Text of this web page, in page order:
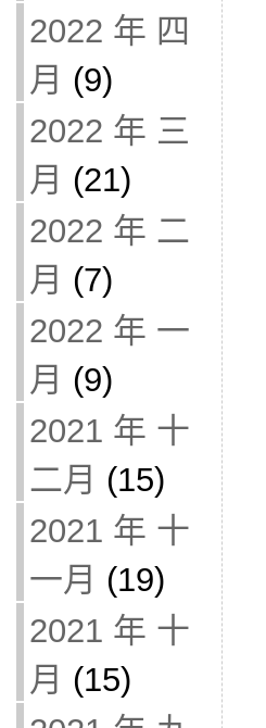
2022 年 四
月 (9)
2022 年 三
月 (21)
2022 年 二
月 (7)
2022 年 一
月 (9)
2021 年 十
二月 (15)
2021 年 十
一月 (19)
2021 年 十
月 (15)